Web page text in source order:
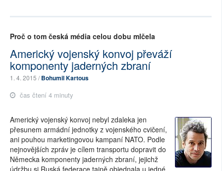
Proč o tom česká média celou dobu mlčela
Americký vojenský konvoj převáží
komponenty jaderných zbraní
1. 4. 2015 /Bohumil Kartous
čas čtení 4 minuty
Americký vojenský konvoj nebyl zdaleka jen
přesunem armádní jednotky z vojenského cvičení,
ani pouhou marketingovou kampaní NATO. Podle
nejnovějších zpráv je cílem transportu dopravit do
Německa komponenty jaderných zbraní, jejichž